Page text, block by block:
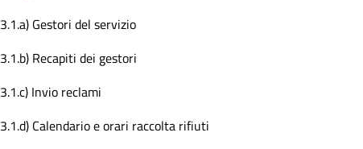
3.1.a) Gestori del servizio
3.1.b) Recapiti dei gestori
3.1.c) Invio reclami
3.1.d) Calendario e orari raccolta rifiuti